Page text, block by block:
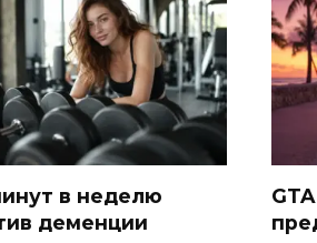
в неделю
деменции